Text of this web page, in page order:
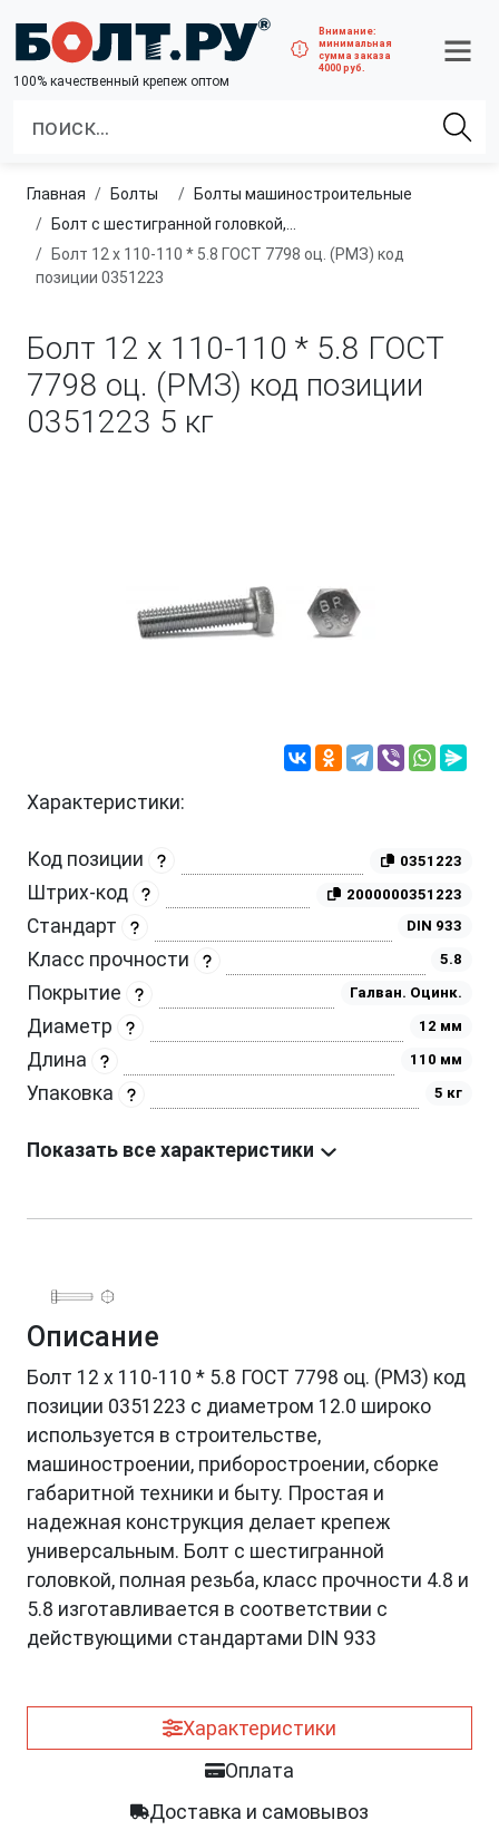
100% качественный крепеж оптом
Внимание:
минимальная
сумма заказа
4000 руб.
Главная болты
болты машиностроительные
Болт с шестигранной головкой, полная резьба, класс прочности 4.8 и 5.8
Болт 12 х 110-110 * 5.8 ГОСТ 7798 оц. (РМЗ) код
позиции 0351223
Болт 12 х 110-110 * 5.8 ГОСТ
7798 оц. (РМЗ) код позиции
0351223 5 кг
Характеристики:
Код позиции 0351223
Штрих-код 2000000351223
Стандарт DIN 933
Класс прочности 5.8
Покрытие Галван. Оцинк.
Диаметр 12 мм
Длина 110 мм
Упаковка 5 кг
Показать все характеристики
Описание
Болт 12 х 110-110 * 5.8 ГОСТ 7798 оц. (РМЗ) код
позиции 0351223 с диаметром 12.0 широко
используется в строительстве,
машиностроении, приборостроении, сборке
габаритной техники и быту. Простая и
надежная конструкция делает крепеж
универсальным. Болт с шестигранной
головкой, полная резьба, класс прочности 4.8 и
5.8 изготавливается в соответствии с
действующими стандартами DIN 933
Характеристики
Оплата
Доставка и самовывоз